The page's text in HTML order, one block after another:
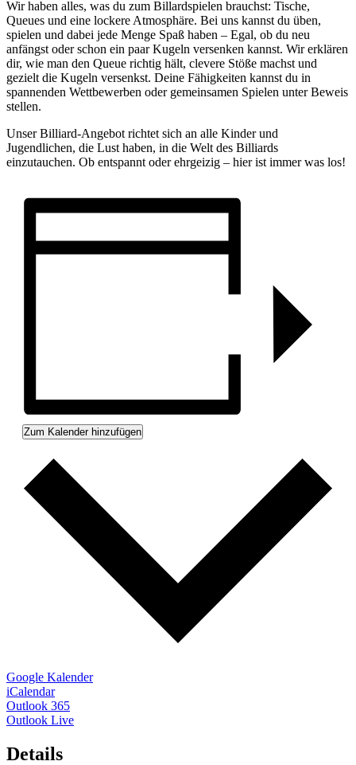
Wir haben alles, was du zum Billardspielen brauchst: Tische,
Queues und eine lockere Atmosphäre. Bei uns kannst du üben,
spielen und dabei jede Menge Spaß haben – Egal, ob du neu
anfängst oder schon ein paar Kugeln versenken kannst. Wir erklären
dir, wie man den Queue richtig hält, clevere Stöße machst und
gezielt die Kugeln versenkst. Deine Fähigkeiten kannst du in
spannenden Wettbewerben oder gemeinsamen Spielen unter Beweis
stellen.
Unser Billiard-Angebot richtet sich an alle Kinder und
Jugendlichen, die Lust haben, in die Welt des Billiards
einzutauchen. Ob entspannt oder ehrgeizig – hier ist immer was los!
Zum Kalender hinzufügen
Google Kalender
iCalendar
Outlook 365
Outlook Live
Details